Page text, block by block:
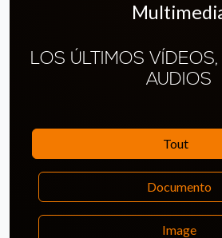
LOS ÚLTIMOS
AUDIOS
Tout
Documento
Image